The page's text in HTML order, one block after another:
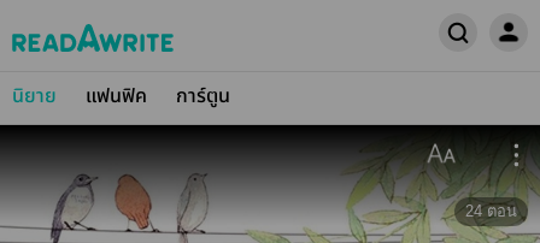
นิยาย แฟนฟิค การ์ตูน
24 ตอน